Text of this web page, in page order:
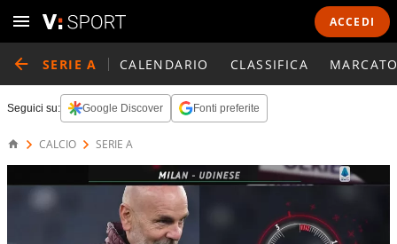
ACCEDI
SERIE A CALENDARIO CLASSIFICA
Seguici su: Google Discover Fonti preferite
CALCIO SERIE A